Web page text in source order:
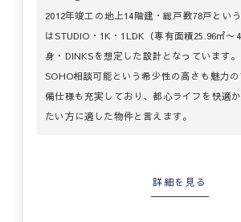
2012年竣工の地上14階建・総戸数78戸とい
はSTUDIO・1K・1LDK（専有面積25.96㎡〜
身・DINKSを想定した設計となっています
SOHO相談可能という希少性の高さも魅力
備仕様も充実しており、都心ライフを快適
たい方に適した物件と言えます。
詳細を見る